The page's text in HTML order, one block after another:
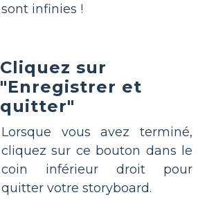
sont infinies !
Cliquez sur
"Enregistrer et
quitter"
Lorsque vous avez terminé,
cliquez sur ce bouton dans le
coin inférieur droit pour
quitter votre storyboard.